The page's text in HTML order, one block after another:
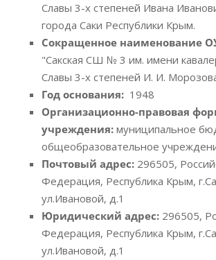
Славы 3-х степеней Ивана
города Саки Республики Крым.
Сокращенное наименование
"Сакская СШ № 3 им. имени
Славы 3-х степеней И. И.
Год основания: 1948
Организационно-правовая
учреждения: муниципальное
общеобразовательное
Почтовый адрес: 296505,
Федерация, Республика Крым,
ул.Ивановой, д.1
Юридический адрес: 296505,
Федерация, Республика Крым,
ул.Ивановой, д.1